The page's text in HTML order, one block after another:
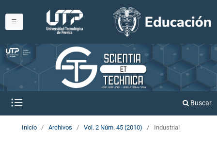
Buscar
Inicio / Archivos / Vol. 2 Núm. 45 (2010) / Industrial